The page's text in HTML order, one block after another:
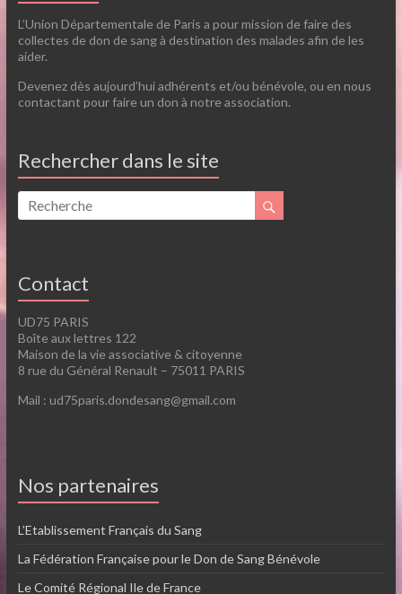
L’Union Départementale de Paris a pour mission de faire des
collectes de don de sang à destination des malades afin de les
aider.
Devenez dès aujourd’hui adhérents et/ou bénévole, ou en nous
contactant pour faire un don à notre association.
Rechercher dans le site
Contact
UD75 PARIS
Boîte aux lettres 122
Maison de la vie associative & citoyenne
8 rue du Général Renault – 75011 PARIS
Mail : ud75paris.dondesang@gmail.com
Nos partenaires
L’Etablissement Français du Sang
La Fédération Française pour le Don de Sang Bénévole
Le Comité Régional Ile de France